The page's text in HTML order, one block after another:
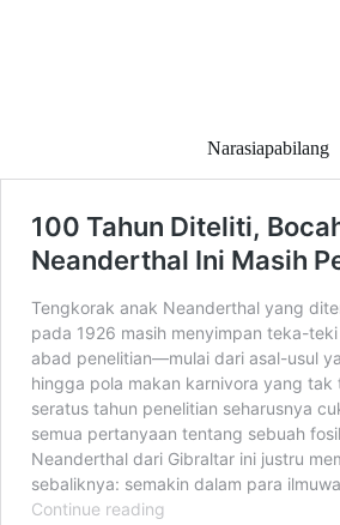
Narasiapabilang